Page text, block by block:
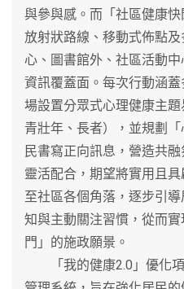
與參與感。而「社區健康
放射狀路線、移動式佈點
心、圖書館外、社區活動
資訊覆蓋面。每次行動涵
場設置分眾式心理健康主
青壯年、長者），並規劃
民書寫正向訊息，營造共
靈活配合，期望將實用且
至社區各個角落，逐步引
知與主動關注習慣，從而
門」的施政願景。
「我的健康2.0」優化項